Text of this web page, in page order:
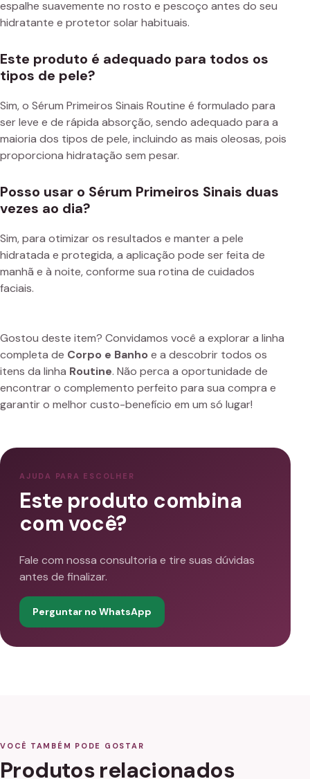
espalhe suavemente no rosto e pescoço antes do seu
hidratante e protetor solar habituais.
Este produto é adequado para todos os
tipos de pele?
Sim, o Sérum Primeiros Sinais Routine é formulado para
ser leve e de rápida absorção, sendo adequado para a
maioria dos tipos de pele, incluindo as mais oleosas, pois
proporciona hidratação sem pesar.
Posso usar o Sérum Primeiros Sinais duas
vezes ao dia?
Sim, para otimizar os resultados e manter a pele
hidratada e protegida, a aplicação pode ser feita de
manhã e à noite, conforme sua rotina de cuidados
faciais.
Gostou deste item? Convidamos você a explorar a linha
completa de Corpo e Banho e a descobrir todos os
itens da linha Routine. Não perca a oportunidade de
encontrar o complemento perfeito para sua compra e
garantir o melhor custo-benefício em um só lugar!
AJUDA PARA ESCOLHER
Este produto combina
com você?
Fale com nossa consultoria e tire suas dúvidas
antes de finalizar.
Perguntar no WhatsApp
VOCÊ TAMBÉM PODE GOSTAR
Produtos relacionados